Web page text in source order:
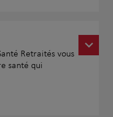
Retraités vous
santé qui